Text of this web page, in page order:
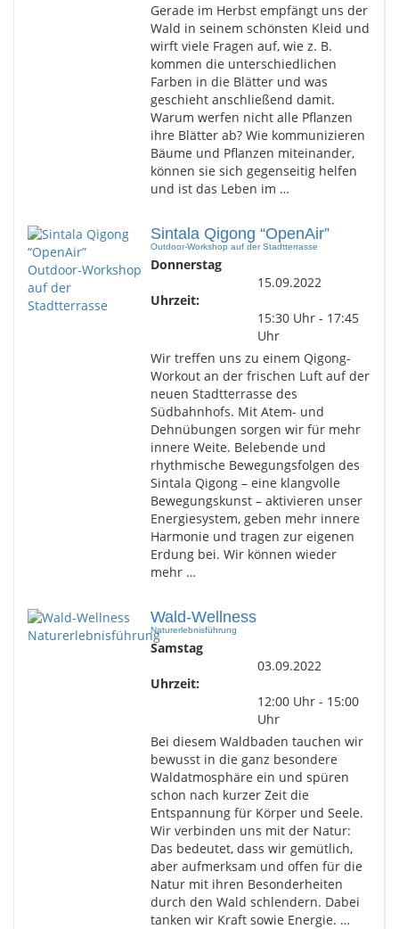
Gerade im Herbst empfängt uns der
Wald in seinem schönsten Kleid und
wirft viele Fragen auf, wie z. B.
kommen die unterschiedlichen
Farben in die Blätter und was
geschieht anschließend damit.
Warum werfen nicht alle Pflanzen
ihre Blätter ab? Wie kommunizieren
Bäume und Pflanzen miteinander,
können sie sich gegenseitig helfen
und ist das Leben im …
Sintala Qigong “OpenAir”
Outdoor-Workshop auf der Stadtterrasse
Donnerstag
15.09.2022
Uhrzeit:
15:30 Uhr - 17:45
Uhr
Wir treffen uns zu einem Qigong-
Workout an der frischen Luft auf der
neuen Stadtterrasse des
Südbahnhofs. Mit Atem- und
Dehnübungen sorgen wir für mehr
innere Weite. Belebende und
rhythmische Bewegungsfolgen des
Sintala Qigong – eine klangvolle
Bewegungskunst – aktivieren unser
Energiesystem, geben mehr innere
Harmonie und tragen zur eigenen
Erdung bei. Wir können wieder
mehr …
Wald-Wellness
Naturerlebnisführung
Samstag
03.09.2022
Uhrzeit:
12:00 Uhr - 15:00
Uhr
Bei diesem Waldbaden tauchen wir
bewusst in die ganz besondere
Waldatmosphäre ein und spüren
schon nach kurzer Zeit die
Entspannung für Körper und Seele.
Wir verbinden uns mit der Natur:
Das bedeutet, dass wir gemütlich,
aber aufmerksam und offen für die
Natur mit ihren Besonderheiten
durch den Wald schlendern. Dabei
tanken wir Kraft sowie Energie. …